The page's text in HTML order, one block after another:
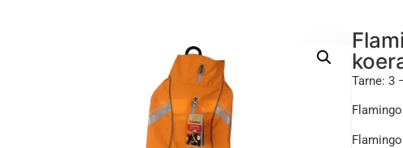
Tarne: 3